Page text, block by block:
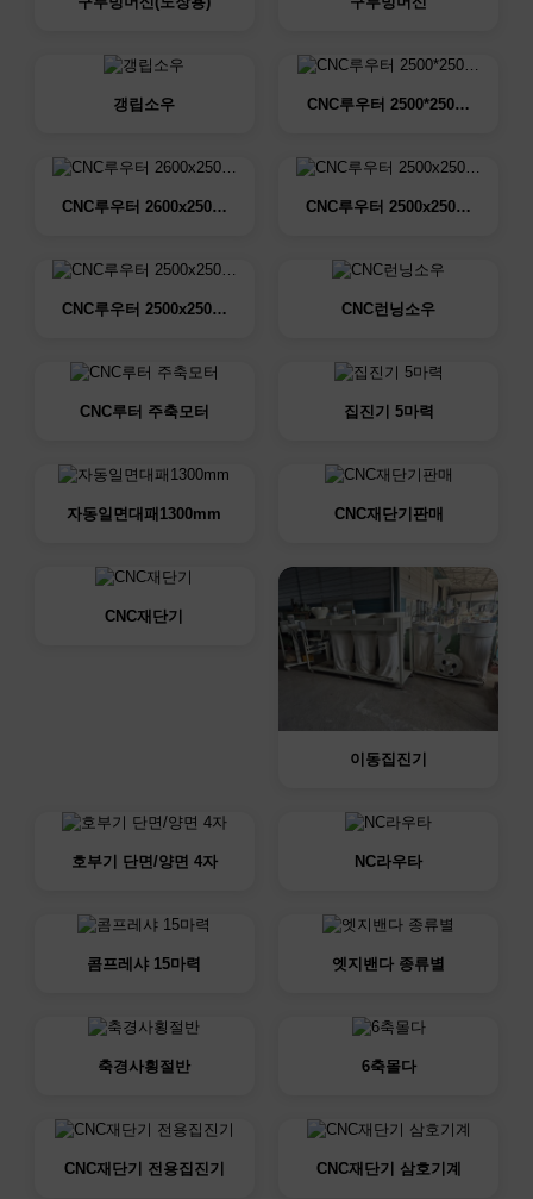
갱립소우 CNC루우터 2500*250…
CNC루우터 2600x250… CNC루우터 2500x250…
CNC루우터 2500x250… CNC런닝소우
CNC루터 주축모터 집진기 5마력
자동일면대패1300mm CNC재단기판매
CNC재단기
이동집진기
호부기 단면/양면 4자 NC라우타
콤프레샤 15마력 엣지밴다 종류별
축경사횡절반 6축몰다
CNC재단기 전용집진기 CNC재단기 삼호기계